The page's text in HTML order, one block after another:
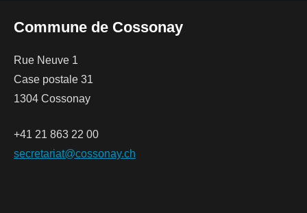
Commune de Cossonay
Rue Neuve 1
Case postale 31
1304 Cossonay
+41 21 863 22 00
secretariat@cossonay.ch